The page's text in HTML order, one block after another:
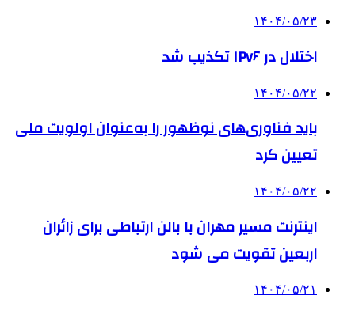
۱۴۰۴/۰۵/۲۳
اختلال در IPv۶ تکذیب شد
۱۴۰۴/۰۵/۲۲
باید فناوری‌های نوظهور را به‌عنوان اولویت ملی
تعیین کرد
۱۴۰۴/۰۵/۲۲
اینترنت مسیر مهران با بالن ارتباطی برای زائران
اربعین تقویت می شود
۱۴۰۴/۰۵/۲۱